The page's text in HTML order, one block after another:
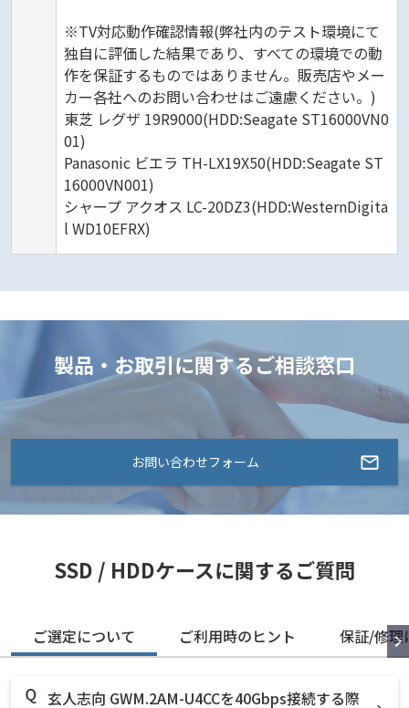
※TV対応動作確認情報(弊社内のテスト環境にて
独自に評価した結果であり、すべての環境での動
作を保証するものではありません。販売店やメー
カー各社へのお問い合わせはご遠慮ください。)
東芝 レグザ 19R9000(HDD:Seagate ST16000VN0
01)
Panasonic ビエラ TH-LX19X50(HDD:Seagate ST
16000VN001)
シャープ アクオス LC-20DZ3(HDD:WesternDigita
l WD10EFRX)
製品・お取引に関するご相談窓口
お問い合わせフォーム
SSD / HDDケースに関するご質問
ご選定について ご利用時のヒント 保証/修理
玄人志向 GWM.2AM-U4CCを40Gbps接続する際